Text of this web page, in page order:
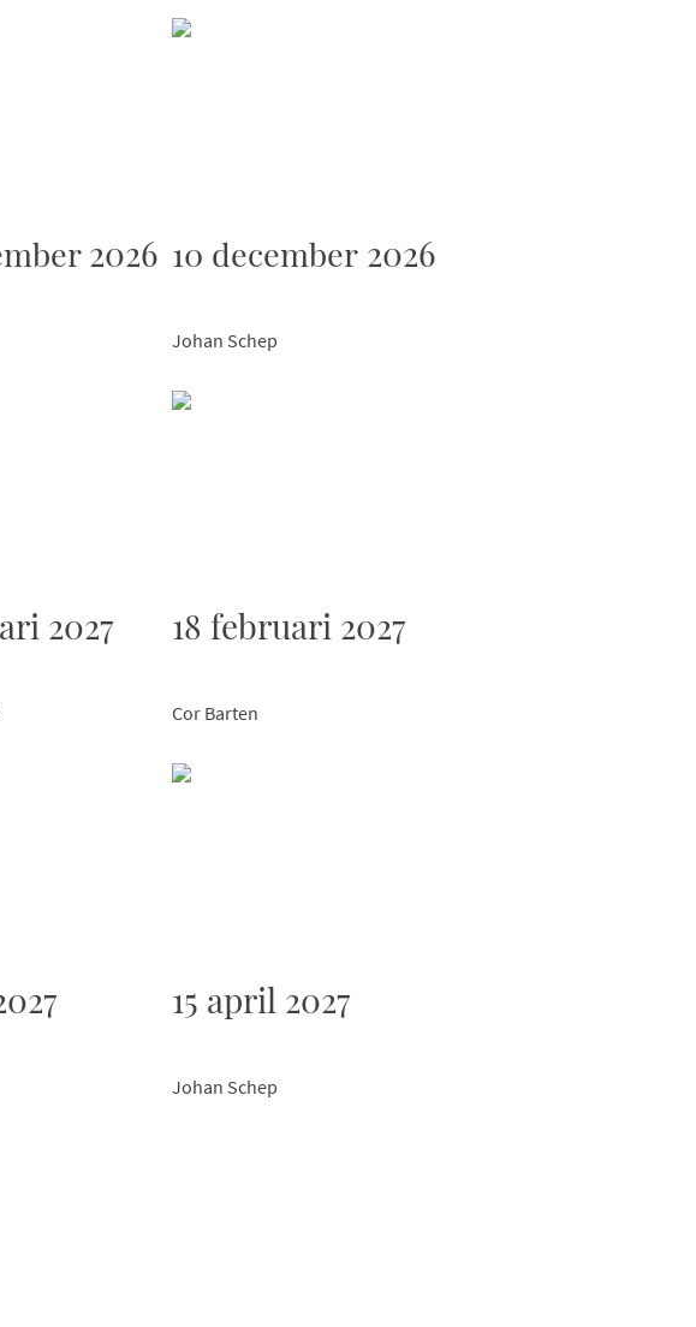
2026 10 december 2026
Johan Schep
2027 18 februari 2027
Cor Barten
15 april 2027
Johan Schep